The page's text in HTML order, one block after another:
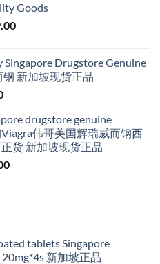
through
S$209.00
Goods
Price
through
S$209.00
Singapore Drugstore Genuine
新加坡现货正品
Current
is:
S$79.00.
drugstore genuine
伟哥美国辉瑞威而钢西
货 新加坡现货正品
Price
tablets Singapore
新加坡正品